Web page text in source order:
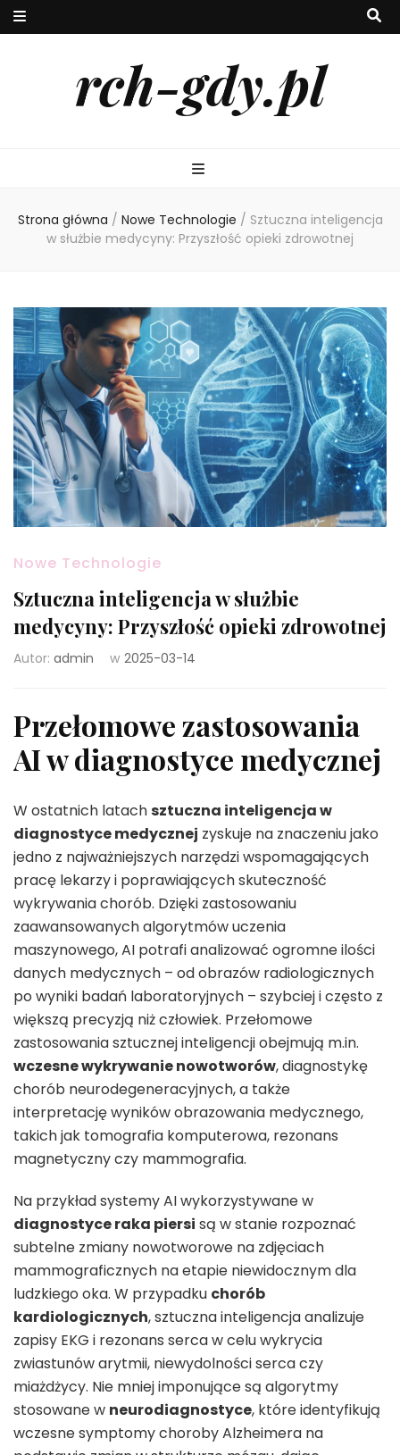
rch-gdy.pl
Strona główna / Nowe Technologie / Sztuczna inteligencja
w służbie medycyny: Przyszłość opieki zdrowotnej
Nowe Technologie
Sztuczna inteligencja w służbie
medycyny: Przyszłość opieki zdrowotnej
Autor: admin w 2025-03-14
Przełomowe zastosowania
AI w diagnostyce medycznej
W ostatnich latachsztuczna inteligencja w
diagnostyce medycznej zyskuje na znaczeniu jako
jedno z najważniejszych narzędzi wspomagających
pracę lekarzy i poprawiających skuteczność
wykrywania chorób. Dzięki zastosowaniu
zaawansowanych algorytmów uczenia
maszynowego, AI potrafi analizować ogromne ilości
danych medycznych – od obrazów radiologicznych
po wyniki badań laboratoryjnych – szybciej i często z
większą precyzją niż człowiek. Przełomowe
zastosowania sztucznej inteligencji obejmują m.in.
wczesne wykrywanie nowotworów, diagnostykę
chorób neurodegeneracyjnych, a także
interpretację wyników obrazowania medycznego,
takich jak tomografia komputerowa, rezonans
magnetyczny czy mammografia.
Na przykład systemy AI wykorzystywane w
diagnostyce raka piersi są w stanie rozpoznać
subtelne zmiany nowotworowe na zdjęciach
mammograficznych na etapie niewidocznym dla
ludzkiego oka. W przypadku chorób
kardiologicznych, sztuczna inteligencja analizuje
zapisy EKG i rezonans serca w celu wykrycia
zwiastunów arytmii, niewydolności serca czy
miażdżycy. Nie mniej imponujące są algorytmy
stosowane w neurodiagnostyce, które identyfikują
wczesne symptomy choroby Alzheimera na